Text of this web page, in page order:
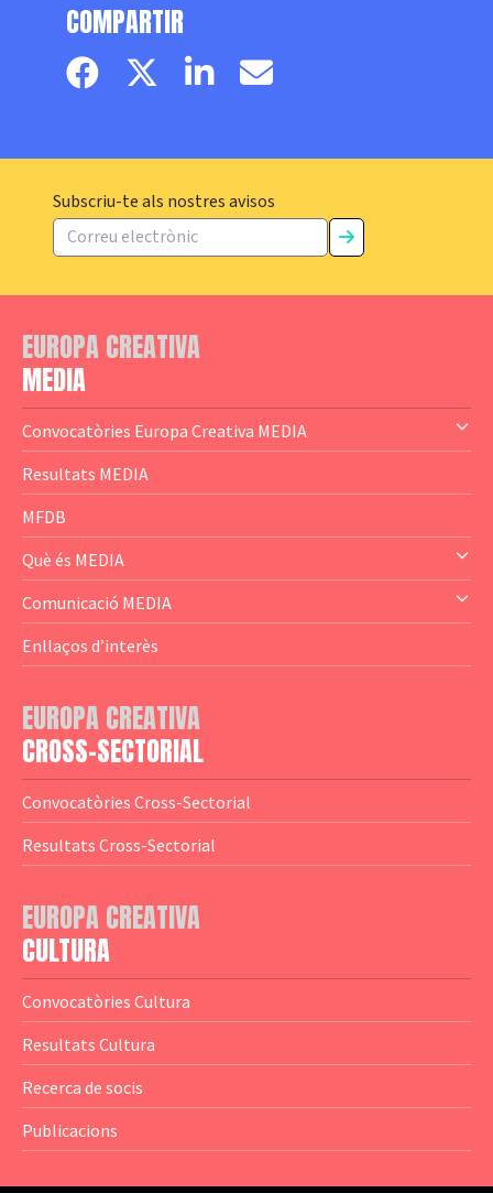
COMPARTIR
Facebook pageTwitter page
LinkedinEmail
Subscriu-te als nostres avisos
EUROPA CREATIVA
MEDIA
Convocatòries Europa Creativa MEDIA
— Content Cluster
— Business Cluster
— Audience Cluster
— Altres
Resultats MEDIA
MFDB
Què és MEDIA
— El subprograma MEDIA
— Agència Executiva
— Logotips
Comunicació MEDIA
— Estrenes a Catalunya
— Notícies
— Guies MEDIA
— Altres Guies
— Presentacions
— Estudis
— Anuaris
— Catàlegs
— Estadístiques
Enllaços d’interès
EUROPA CREATIVA
CROSS-SECTORIAL
Convocatòries Cross-Sectorial
Resultats Cross-Sectorial
EUROPA CREATIVA
CULTURA
Convocatòries Cultura
Resultats Cultura
Recerca de socis
Publicacions